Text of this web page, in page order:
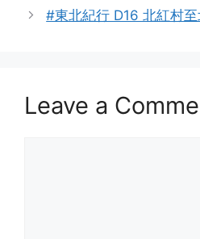
#東北紀行 D16 北紅村
Leave a